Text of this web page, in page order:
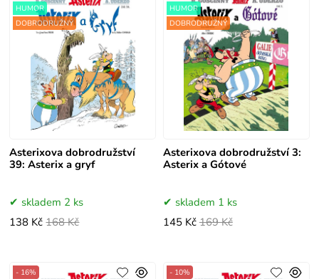
Asterixova dobrodružství
39: Asterix a gryf
HUMOR
DOBRODRUŽNÝ
skladem 2 ks
138 Kč 168 Kč
Asterixova dobrodružství 3:
Asterix a Gótové
HUMOR
DOBRODRUŽNÝ
skladem 1 ks
145 Kč 169 Kč
- 16%
- 10%